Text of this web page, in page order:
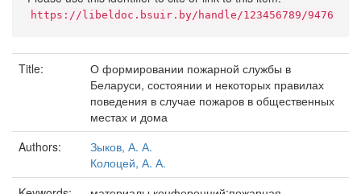
https://libeldoc.bsuir.by/handle/123456789/9476
Title:
О формировании пожарной службы в
Беларуси, состоянии и некоторых правилах
поведения в случае пожаров в общественных
местах и дома
Authors:
Зыков, А. А.
Колоцей, А. А.